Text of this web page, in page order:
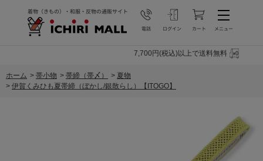
7,700円(税込)以上で送料無料
ホーム > 帯小物 > 帯締（帯〆） > 夏物
> 伊賀くみひも夏帯締（ぼかし/銀散らし）【ITOGO】